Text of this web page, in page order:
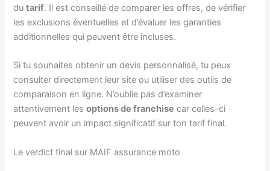
dutarif. Il est conseillé de comparer les offres, de vérifier
les exclusions éventuelles et d’évaluer les garanties
additionnelles qui peuvent être incluses.
Si tu souhaites obtenir un devis personnalisé, tu peux
consulter directement leur site ou utiliser des outils de
comparaison en ligne. N’oublie pas d’examiner
attentivement lesoptions de franchise car celles-ci
peuvent avoir un impact significatif sur ton tarif final.
Le verdict final sur MAIF assurance moto